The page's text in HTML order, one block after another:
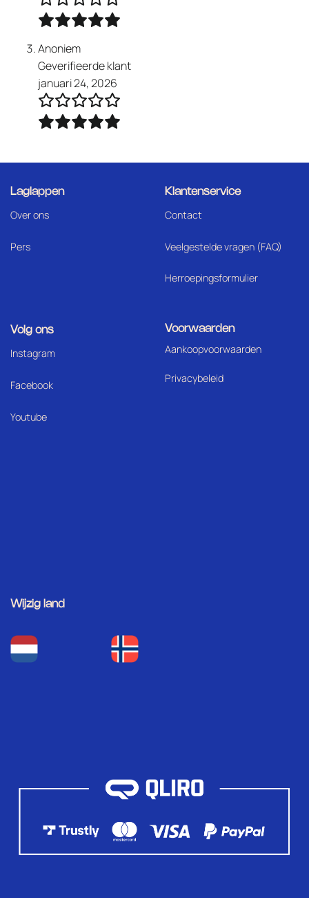
Anoniem
Geverifieerde klant
januari 24, 2026
Laglappen
Over ons
Pers
Klantenservice
Contact
Veelgestelde vragen (FAQ)
Herroepingsformulier
Volg ons
Instagram
Facebook
Youtube
Voorwaarden
Aankoopvoorwaarden
Privacybeleid
Wijzig land